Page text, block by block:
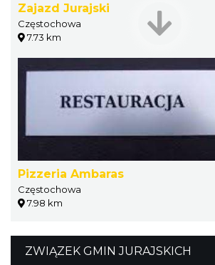
Zajazd Jurajski
Częstochowa
7.73 km
Pizzeria Ambaras
Częstochowa
7.98 km
ZWIĄZEK GMIN JURAJSKICH